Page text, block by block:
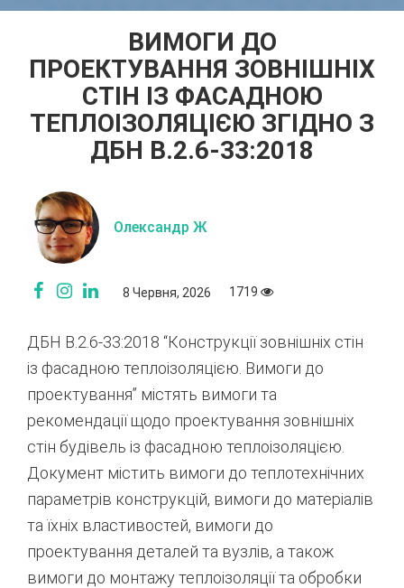
ВИМОГИ ДО
ПРОЕКТУВАННЯ ЗОВНІШНІХ
СТІН ІЗ ФАСАДНОЮ
ТЕПЛОІЗОЛЯЦІЄЮ ЗГІДНО З
ДБН В.2.6-33:2018
Олександр Ж
8 Червня, 2026 1719
ДБН В.2.6-33:2018 “Конструкції зовнішніх стін
із фасадною теплоізоляцією. Вимоги до
проектування” містять вимоги та
рекомендації щодо проектування зовнішніх
стін будівель із фасадною теплоізоляцією.
Документ містить вимоги до теплотехнічних
параметрів конструкцій, вимоги до матеріалів
та їхніх властивостей, вимоги до
проектування деталей та вузлів, а також
вимоги до монтажу теплоізоляції та обробки